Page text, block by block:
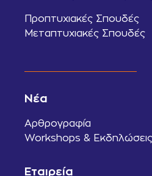
Προπτυχιακές Σπουδές
Μεταπτυχιακές Σπουδές
Νέα
Αρθρογραφία
Workshops & Εκδηλώσεις
Εταιρεία